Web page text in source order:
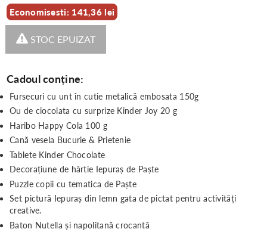
Economisesti: 141,36 lei
STOC EPUIZAT
Cadoul conține:
Fursecuri cu unt în cutie metalică embosata 150g
Ou de ciocolata cu surprize Kinder Joy 20 g
Haribo Happy Cola 100 g
Cană vesela Bucurie & Prietenie
Tablete Kinder Chocolate
Decorațiune de hârtie Iepuraș de Paște
Puzzle copii cu tematica de Paște
Set pictură Iepuraș din lemn gata de pictat pentru activități
creative.
Baton Nutella și napolitană crocantă